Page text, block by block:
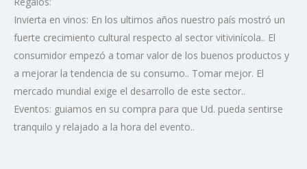
Invierta en vinos: En los ultimos años nuestro país mostró un
fuerte crecimiento cultural respecto al sector vitivinícola.. El
consumidor empezó a tomar valor de los buenos productos y
a mejorar la tendencia de su consumo.. Tomar mejor. El
mercado mundial exige el desarrollo de este sector..
Eventos: guiamos en su compra para que Ud. pueda sentirse
tranquilo y relajado a la hora del evento..